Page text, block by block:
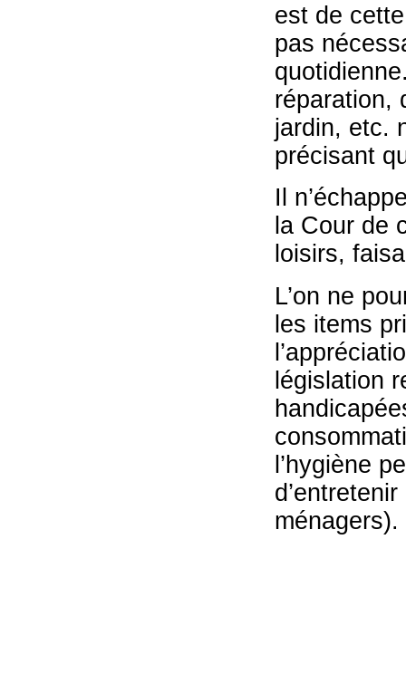
est de
pas
réparation,
jardin, etc.
précisant
Il
la Cour de
loisirs,
L’on ne
les items
législation
l’hygiène
ménagers).